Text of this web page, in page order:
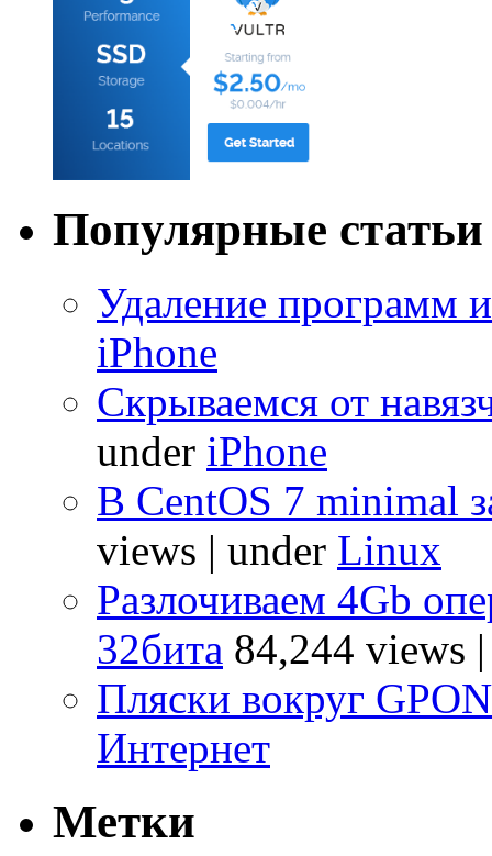
Популярные статьи
Удаление программ
iPhone
Скрываемся от
under iPhone
В CentOS 7 minimal
views | under Linux
Разлочиваем 4Gb
32бита 84,244 views
Пляски вокруг
Интернет
Метки